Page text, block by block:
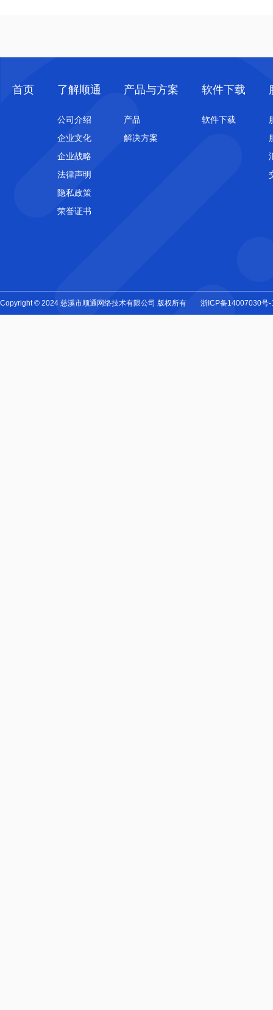
首页 了解顺通
公司介绍
企业文化
企业战略
法律声明
隐私政策
荣誉证书
产品与方案
产品
解决方案
软件下载
软件下载
Copyright © 2024 慈溪市顺通网络技术有限公司 版权所有 浙ICP备14007030号-